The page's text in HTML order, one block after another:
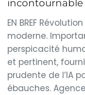
incontournable
EN BREF
moderne.
perspicacité
et pertinent,
prudente de l’IA
ébauches.